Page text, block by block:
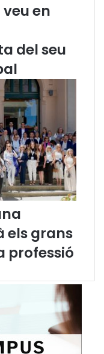
en
del seu
els grans
professió